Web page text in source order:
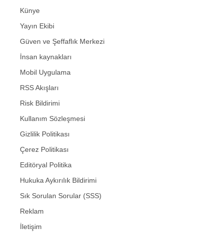
Künye
Yayın Ekibi
Güven ve Şeffaflık Merkezi
İnsan kaynakları
Mobil Uygulama
RSS Akışları
Risk Bildirimi
Kullanım Sözleşmesi
Gizlilik Politikası
Çerez Politikası
Editöryal Politika
Hukuka Aykırılık Bildirimi
Sık Sorulan Sorular (SSS)
Reklam
İletişim